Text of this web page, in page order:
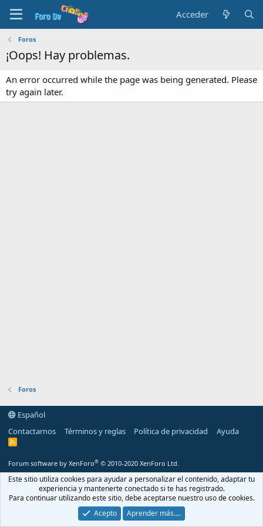
Acceder
Foros
¡Oops! Hay problemas.
An error occurred while the page was being generated. Please
try again later.
Foros
Español
Contactarnos
Términos y reglas Política de privacidad Ayuda
R
Forum software by XenForo® © 2010-2020 XenForo Ltd.
Este sitio utiliza cookies para ayudar a personalizar el contenido, adaptar tu
experiencia y mantenerte conectado si te has registrado.
Para continuar utilizando este sitio, debe aceptarse nuestro uso de cookies.
Acepto
Aprender más.…